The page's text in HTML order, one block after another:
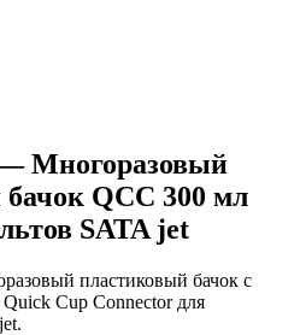
— Многоразовый
QCC 300 мл
SATA jet
пластиковый бачок с
Cup Connector для